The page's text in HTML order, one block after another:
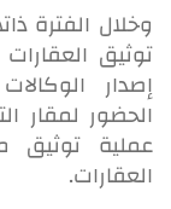
وخلال الفترة
توثيق
إصدار
العقارات.